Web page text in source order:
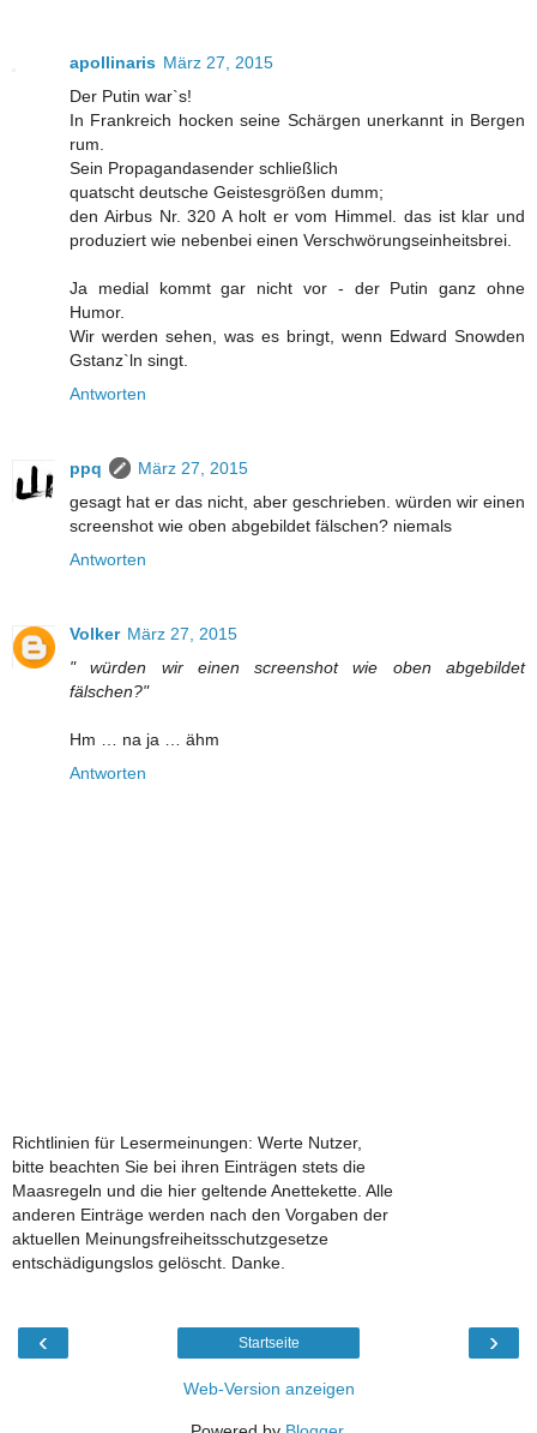
apollinaris März 27, 2015
Der Putin war`s!
In Frankreich hocken seine Schärgen unerkannt in Bergen
rum.
Sein Propagandasender schließlich
quatscht deutsche Geistesgrößen dumm;
den Airbus Nr. 320 A holt er vom Himmel. das ist klar und
produziert wie nebenbei einen Verschwörungseinheitsbrei.
Ja medial kommt gar nicht vor - der Putin ganz ohne
Humor.
Wir werden sehen, was es bringt, wenn Edward Snowden
Gstanz`ln singt.
Antworten
ppq
März 27, 2015
gesagt hat er das nicht, aber geschrieben. würden wir einen
screenshot wie oben abgebildet fälschen? niemals
Antworten
Volker März 27, 2015
" würden wir einen screenshot wie oben abgebildet
fälschen?"
Hm … na ja … ähm
Antworten
Richtlinien für Lesermeinungen: Werte Nutzer,
bitte beachten Sie bei ihren Einträgen stets die
Maasregeln und die hier geltende Anettekette. Alle
anderen Einträge werden nach den Vorgaben der
aktuellen Meinungsfreiheitsschutzgesetze
entschädigungslos gelöscht. Danke.
‹ ›
Startseite
Web-Version anzeigen